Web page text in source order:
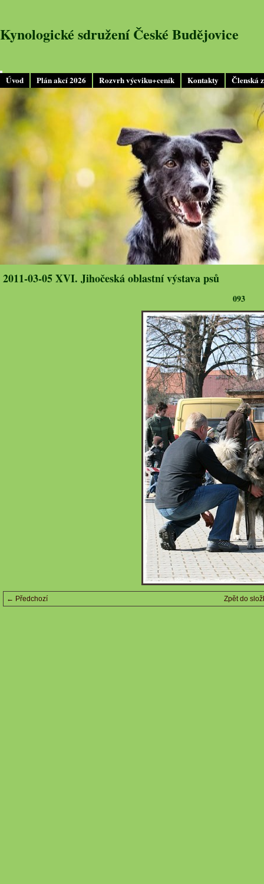
Úvod Plán akcí 2026 Rozvrh výcviku+ceník Kontakty Členská
Kynologické sdružení České Budějovice
2011-03-05 XVI. Jihočeská oblastní výstava psů
093
← Předchozí Zpět do